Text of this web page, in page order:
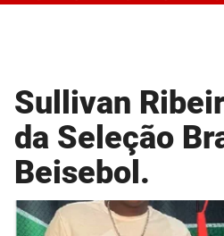
Sullivan
da Seleção
Beisebol.